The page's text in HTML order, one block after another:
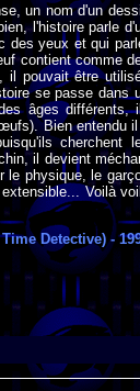
un nom d'un
l'histoire parle
des yeux et qui
contient comme
il pouvait être
se passe dans
âges différents,
Bien entendu
cherchent
il devient
le physique, le
Voilà
Detective)-